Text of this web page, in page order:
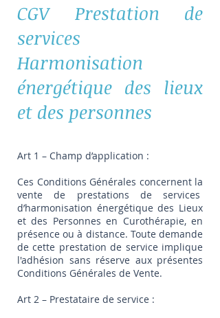
CGV Prestation de
services
Harmonisation
énergétique des lieux
et des personnes
Art 1 – Champ d’application :
Ces Conditions Générales concernent la
vente de prestations de services
d’harmonisation énergétique des Lieux
et des Personnes en Curothérapie, en
présence ou à distance. Toute demande
de cette prestation de service implique
l'adhésion sans réserve aux présentes
Conditions Générales de Vente.
Art 2 – Prestataire de service :